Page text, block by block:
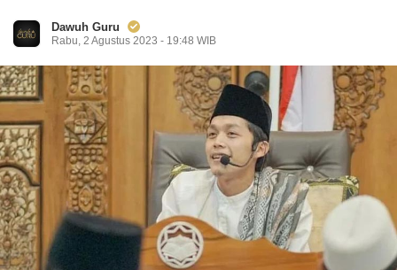
Dawuh Guru
Rabu, 2 Agustus 2023 - 19:48 WIB